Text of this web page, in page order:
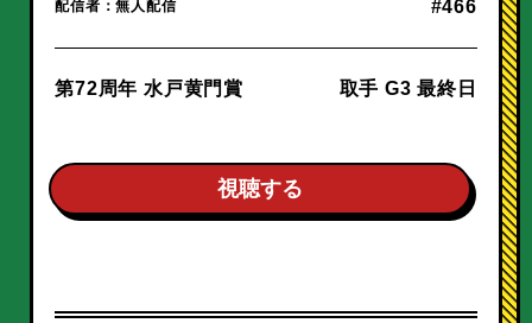
配信者：無人配信 #466
第72周年 水戸黄門賞 取手 G3 最終日
視聴する